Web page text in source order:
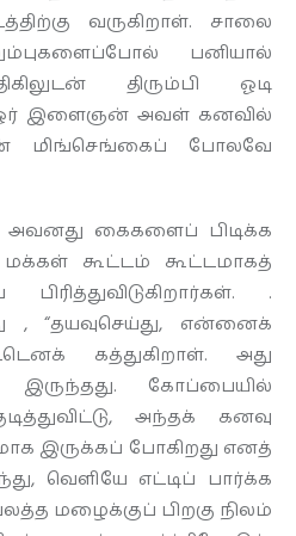
வருகிறாள். சாலை
பனியால்
திரும்பி ஓடி
ஓர் இளைஞன் அவள் கனவில்
மிங்செங்கைப் போலவே
கைகளைப் பிடிக்க
கூட்டம் கூட்டமாகத்
.
, “தயவுசெய்து, என்னைக்
கத்துகிறாள். அது
கோப்பையில்
அந்தக் கனவு
இருக்கப் போகிறது எனத்
வெளியே எட்டிப் பார்க்க
மழைக்குப் பிறகு நிலம்